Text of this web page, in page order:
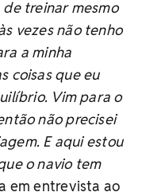
treinar mesmo
vezes não tenho
a minha
coisas que eu
Vim para o
não precisei
E aqui estou
o navio tem
em entrevista ao